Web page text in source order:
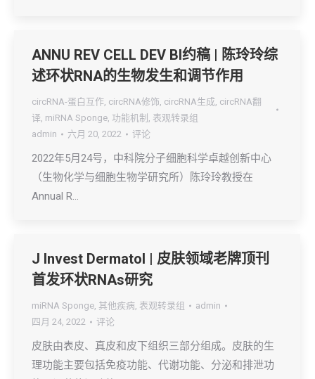
ANNU REV CELL DEV BI约稿 | 陈玲玲综
述环状RNA的生物发生和调节作用
circRNA-蛋白互作, circRNA修饰, circRNA生成, circRNA翻
译, miRNA Sponge, 功能机制 , 表观转录组
admin
六月 20, 2022 评论
2022年5月24号，中科院分子细胞科学卓越创新中心
（生物化学与细胞生物学研究所）陈玲玲教授在
Annual R…
J Invest Dermatol | 皮肤领域老牌顶刊
首发环状RNAs研究
miRNA Sponge, 其他疾病, 表观转录组
admin
四月 24, 2022
评论
皮肤由表皮、真皮和皮下组织三部分组成。皮肤的生
理功能主要包括免疫功能、代谢功能、分泌和排泄功